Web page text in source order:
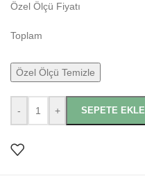
Özel Ölçü Fiyatı
Toplam
Özel Ölçü Temizle
- + SEPETE EKLE